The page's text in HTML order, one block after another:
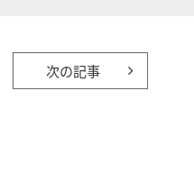
次の記事